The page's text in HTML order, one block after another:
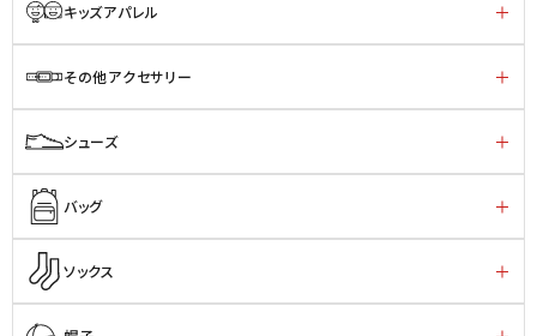
キッズアパレル
その他アクセサリー
シューズ
バッグ
ソックス